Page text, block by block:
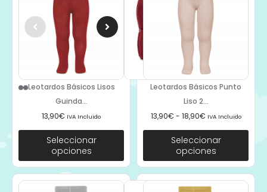
Leotardos Básicos Lisos
Guinda...
13,90€ IVA Incluido
Seleccionar
opciones
Leotardos Básicos Punto
Liso 2...
13,90€ - 18,90€ IVA Incluido
Seleccionar
opciones